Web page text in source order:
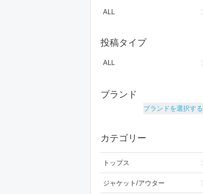
ALL
投稿タイプ
ALL
ブランド
ブランドを選択する
カテゴリー
トップス
ジャケット/アウター